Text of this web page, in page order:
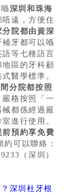
深圳和珠海
唔遠，方便住
分院都由資深
補牙都可以喺
等七種語言
區的牙科顧
醫學標準。
分院都按照
嚴格按照「一
都係經過嚴
進行使用。
預約享免費
約可以聯絡：
（深圳）
深圳杜牙根